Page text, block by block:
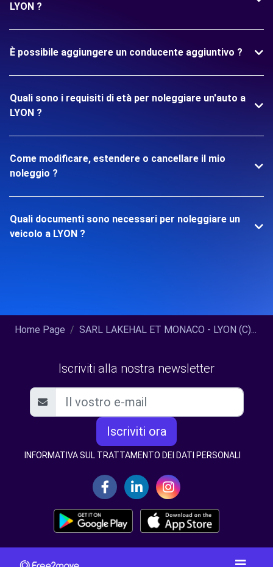
LYON ?
È possibile aggiungere un conducente aggiuntivo ?
Quali sono i requisiti di età per noleggiare un'auto a
LYON ?
Come modificare, estendere o cancellare il mio
noleggio ?
Quali documenti sono necessari per noleggiare un
veicolo a LYON ?
Home Page SARL LAKEHAL ET MONACO - LYON (C)...
Iscriviti alla nostra newsletter
Iscriviti ora
INFORMATIVA SUL TRATTAMENTO DEI DATI PERSONALI